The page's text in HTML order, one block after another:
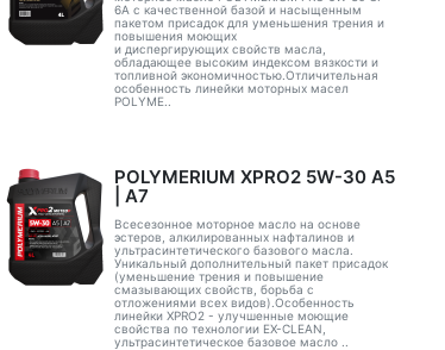
6A с качественной базой и насыщенным
пакетом присадок для уменьшения трения и
повышения моющих
и диспергирующих свойств масла,
обладающее высоким индексом вязкости и
топливной экономичностью.Отличительная
особенность линейки моторных масел
POLYME..
POLYMERIUM XPRO2 5W-30 А5
| А7
Всесезонное моторное масло на основе
эстеров, алкилированных нафталинов и
ультрасинтетического базового масла.
Уникальный дополнительный пакет присадок
(уменьшение трения и повышение
смазывающих свойств, борьба с
отложениями всех видов).Особенность
линейки XPRO2 - улучшенные моющие
свойства по технологии EX-CLEAN,
ультрасинтетическое базовое масло ..